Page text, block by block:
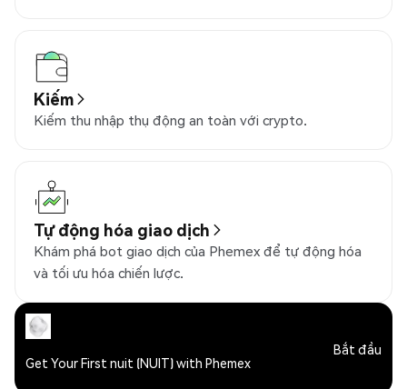
Kiếm
Kiếm thu nhập thụ động an toàn với crypto.
Tự động hóa giao dịch
Khám phá bot giao dịch của Phemex để tự động hóa
và tối ưu hóa chiến lược.
Get Your First nuit (NUIT) with Phemex
Bắt đầu